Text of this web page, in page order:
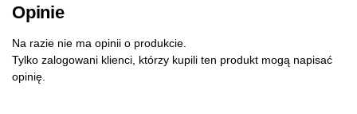
Opinie
Na razie nie ma opinii o produkcie.
Tylko zalogowani klienci, którzy kupili ten produkt mogą napisać
opinię.